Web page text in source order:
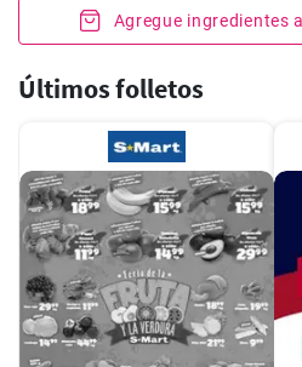
Agregue ingredientes
Últimos folletos